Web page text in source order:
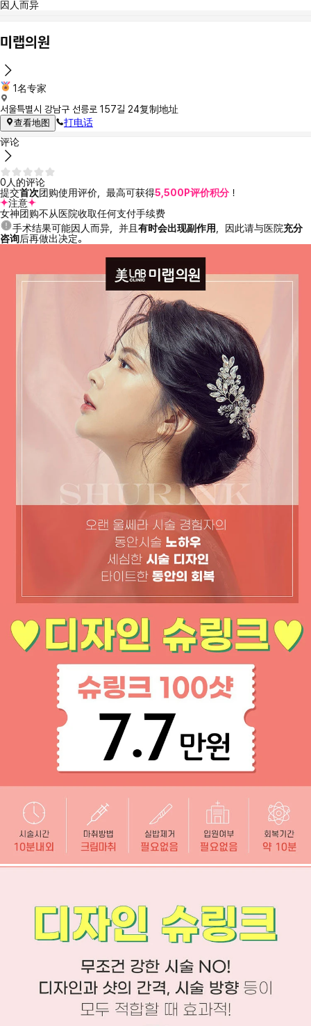
因人而异
미랩의원
1名专家
서울특별시 강남구 선릉로 157길 24复制地址
查看地图
打电话
评论
0人的评论
提交首次团购使用评价，最高可获得5,500P评价积分 ！
注意
女神团购不从医院收取任何支付手续费
手术结果可能因人而异，并且 有时会出现副作用 ，因此请与医院充分
咨询后再做出决定。